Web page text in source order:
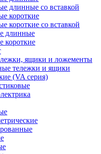
длинные со вставкой
короткие
короткие со вставкой
длинные
короткие
ящики и ложементы
тележки и ящики
(VA серия)